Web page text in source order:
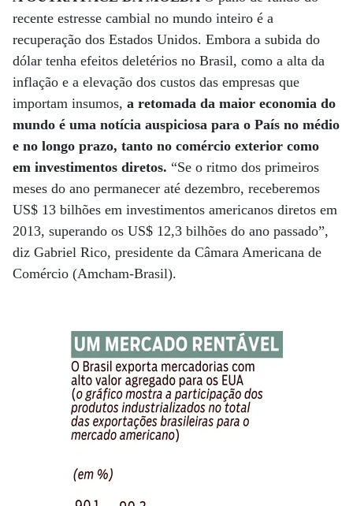
recente estresse cambial no mundo inteiro é a
recuperação dos Estados Unidos. Embora a subida do
dólar tenha efeitos deletérios no Brasil, como a alta da
inflação e a elevação dos custos das empresas que
importam insumos, a retomada da maior economia do
mundo é uma notícia auspiciosa para o País no médio
e no longo prazo, tanto no comércio exterior como
em investimentos diretos. “Se o ritmo dos primeiros
meses do ano permanecer até dezembro, receberemos
US$ 13 bilhões em investimentos americanos diretos em
2013, superando os US$ 12,3 bilhões do ano passado”,
diz Gabriel Rico, presidente da Câmara Americana de
Comércio (Amcham-Brasil).